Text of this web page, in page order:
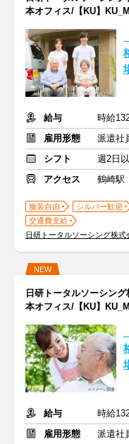
本オフィス/【KU】
給与
時給
雇用形態
派遣社
シフト
週2日
アクセス
鶴崎駅
服装自由 シルバー歓迎
交通費支給
日研トータルソーシング株式
NEW
日研トータルソーシン
本オフィス/【KU】
給与
時給
雇用形態
派遣社